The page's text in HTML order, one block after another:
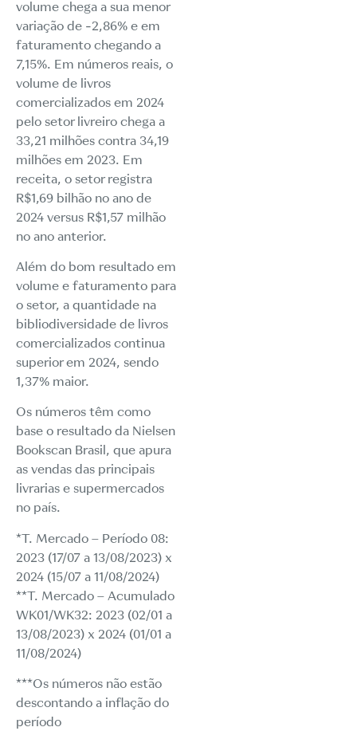
volume chega a sua menor
variação de -2,86% e em
faturamento chegando a
7,15%. Em números reais, o
volume de livros
comercializados em 2024
pelo setor livreiro chega a
33,21 milhões contra 34,19
milhões em 2023. Em
receita, o setor registra
R$1,69 bilhão no ano de
2024 versus R$1,57 milhão
no ano anterior.
Além do bom resultado em
volume e faturamento para
o setor, a quantidade na
bibliodiversidade de livros
comercializados continua
superior em 2024, sendo
1,37% maior.
Os números têm como
base o resultado da Nielsen
Bookscan Brasil, que apura
as vendas das principais
livrarias e supermercados
no país.
*T. Mercado – Período 08:
2023 (17/07 a 13/08/2023) x
2024 (15/07 a 11/08/2024)
**T. Mercado – Acumulado
WK01/WK32: 2023 (02/01 a
13/08/2023) x 2024 (01/01 a
11/08/2024)
***Os números não estão
descontando a inflação do
período